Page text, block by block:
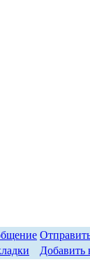
Добавить